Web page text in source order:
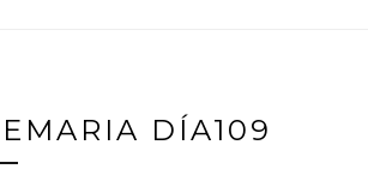
DÍA109